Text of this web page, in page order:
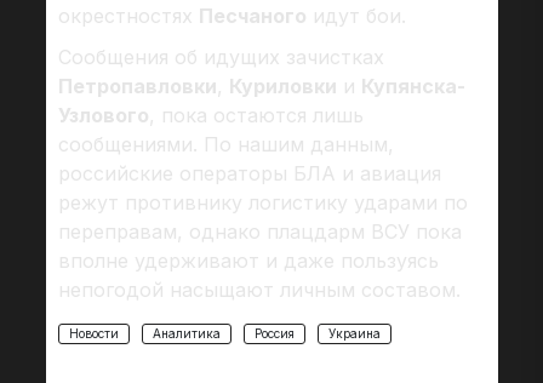
окрестностях Песчаного идут бои.
Сообщения об идущих зачистках
Петропавловки, Куриловки и Купянска-
Узлового, пока остаются лишь
сообщениями. По нашим данным,
российские операторы БЛА и авиация
режут противнику логистику ударами по
переправам, однако плацдарм ВСУ пока
вполне удерживают и даже пользуясь
непогодой насыщают личным составом.
Новости Аналитика Россия Украина